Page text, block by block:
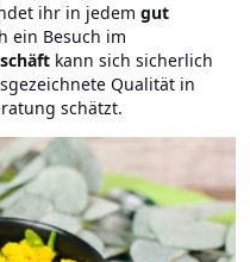
ihr in jedem gut
ein Besuch im
kann sich sicherlich
Qualität in
schätzt.